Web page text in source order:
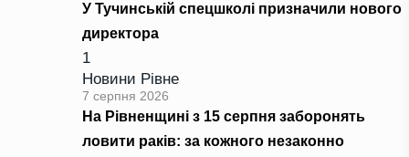
У Тучинській спецшколі призначили нового
директора
1
Новини Рівне
7 серпня 2026
На Рівненщині з 15 серпня заборонять
ловити раків: за кожного незаконно